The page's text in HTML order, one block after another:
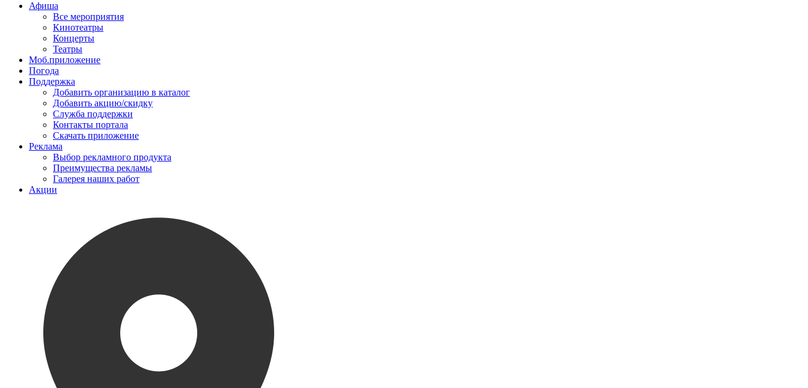
Афиша
Все мероприятия
Кинотеатры
Концерты
Театры
Моб.приложение
Погода
Поддержка
Добавить организацию в каталог
Добавить акцию/скидку
Служба поддержки
Контакты портала
Скачать приложение
Реклама
Выбор рекламного продукта
Преимущества рекламы
Галерея наших работ
Акции